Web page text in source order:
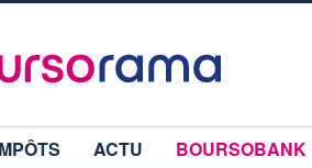
ACTU
BOURSOBANK